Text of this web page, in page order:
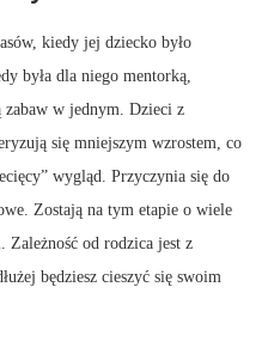
kiedy jej dziecko było
była dla niego mentorką,
zabaw w jednym. Dzieci z
się mniejszym wzrostem, co
wygląd. Przyczynia się do
Zostają na tym etapie o wiele
Zależność od rodzica jest z
będziesz cieszyć się swoim